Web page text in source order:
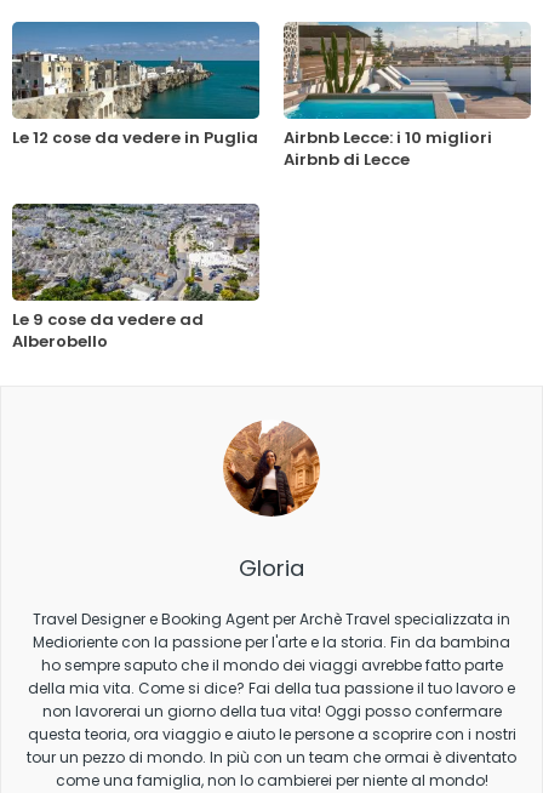
Le 12 cose da vedere in Puglia
Airbnb Lecce: i 10 migliori
Airbnb di Lecce
Le 9 cose da vedere ad
Alberobello
Gloria
Travel Designer e Booking Agent per Archè Travel specializzata in
Medioriente con la passione per l'arte e la storia. Fin da bambina
ho sempre saputo che il mondo dei viaggi avrebbe fatto parte
della mia vita. Come si dice? Fai della tua passione il tuo lavoro e
non lavorerai un giorno della tua vita! Oggi posso confermare
questa teoria, ora viaggio e aiuto le persone a scoprire con i nostri
tour un pezzo di mondo. In più con un team che ormai è diventato
come una famiglia, non lo cambierei per niente al mondo!